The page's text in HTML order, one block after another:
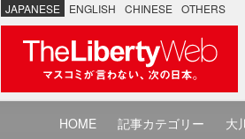
JAPANESE ENGLISH CHINESE OTHERS
HOME 記事カテゴリー 大